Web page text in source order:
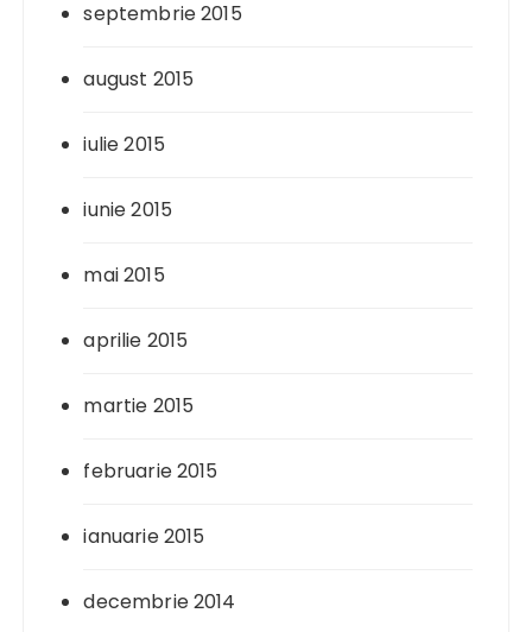
septembrie 2015
august 2015
iulie 2015
iunie 2015
mai 2015
aprilie 2015
martie 2015
februarie 2015
ianuarie 2015
decembrie 2014